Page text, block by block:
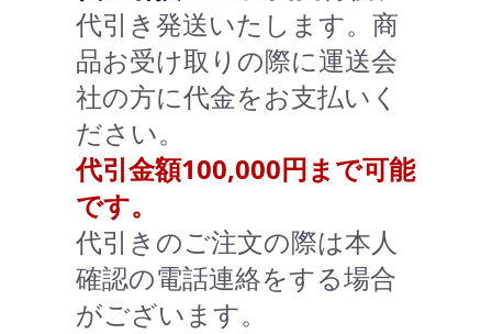
代引き発送いたします。商
品お受け取りの際に運送会
社の方に代金をお支払いく
ださい。
代引金額100,000円まで可能
です。
代引きのご注文の際は本人
確認の電話連絡をする場合
がございます。